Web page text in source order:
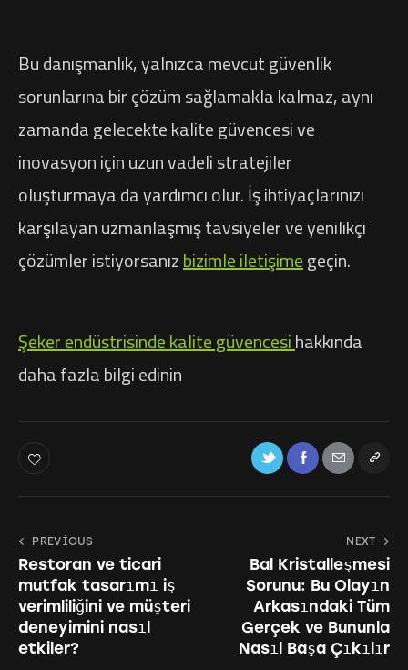
Bu danışmanlık, yalnızca mevcut güvenlik
sorunlarına bir çözüm sağlamakla kalmaz, aynı
zamanda gelecekte kalite güvencesi ve
inovasyon için uzun vadeli stratejiler
oluşturmaya da yardımcı olur. İş ihtiyaçlarınızı
karşılayan uzmanlaşmış tavsiyeler ve yenilikçi
çözümler istiyorsanızbizimle iletişimegeçin.
Şeker endüstrisinde kalite güvencesihakkında
daha fazla bilgi edinin
PREVIOUS
Restoran ve ticari
mutfak tasarımı iş
verimliliğini ve müşteri
deneyimini nasıl
etkiler?
NEXT
Bal Kristalleşmesi
Sorunu: Bu Olayın
Arkasındaki Tüm
Gerçek ve Bununla
Nasıl Başa Çıkılır